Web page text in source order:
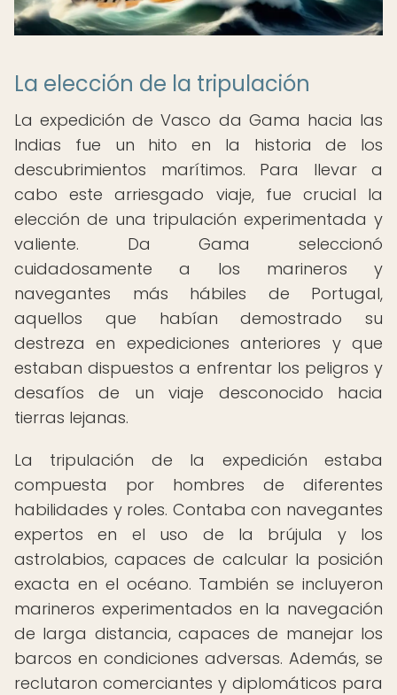
La elección de la tripulación
La expedición de Vasco da Gama hacia las
Indias fue un hito en la historia de los
descubrimientos marítimos. Para llevar a
cabo este arriesgado viaje, fue crucial la
elección de una tripulación experimentada y
valiente. Da Gama seleccionó
cuidadosamente a los marineros y
navegantes más hábiles de Portugal,
aquellos que habían demostrado su
destreza en expediciones anteriores y que
estaban dispuestos a enfrentar los peligros y
desafíos de un viaje desconocido hacia
tierras lejanas.
La tripulación de la expedición estaba
compuesta por hombres de diferentes
habilidades y roles. Contaba con navegantes
expertos en el uso de la brújula y los
astrolabios, capaces de calcular la posición
exacta en el océano. También se incluyeron
marineros experimentados en la navegación
de larga distancia, capaces de manejar los
barcos en condiciones adversas. Además, se
reclutaron comerciantes y diplomáticos para